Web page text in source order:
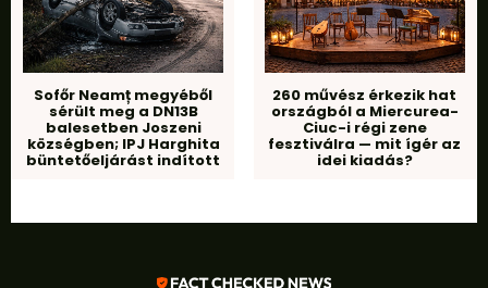
Sofőr Neamț megyéből
sérült meg a DN13B
balesetben Joszeni
községben; IPJ Harghita
büntetőeljárást indított
260 művész érkezik hat
országból a Miercurea-
Ciuc-i régi zene
fesztiválra — mit ígér az
idei kiadás?